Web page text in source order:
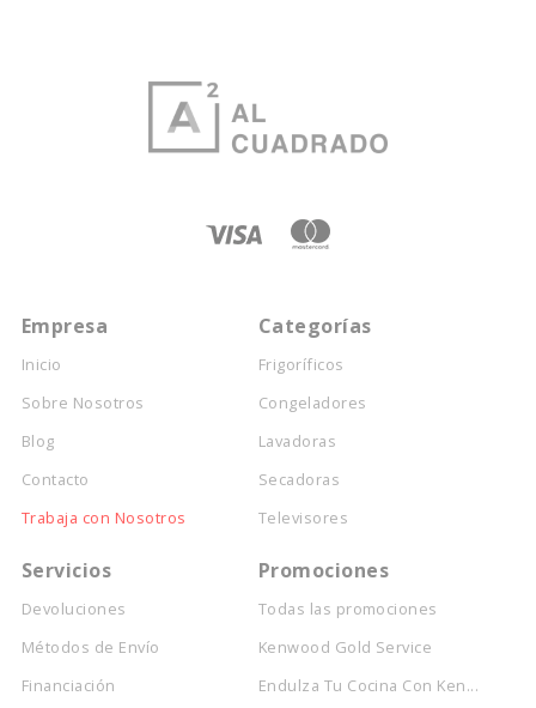
Empresa
Inicio
Sobre Nosotros
Blog
Contacto
Trabaja con Nosotros
Categorías
Frigoríficos
Congeladores
Lavadoras
Secadoras
Televisores
Servicios
Devoluciones
Métodos de Envío
Financiación
Promociones
Todas las promociones
Kenwood Gold Service
Endulza Tu Cocina Con Ken...